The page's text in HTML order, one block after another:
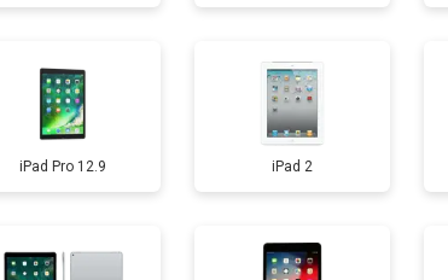
от 60 мин
iPad Pro 12.9 iPad 2